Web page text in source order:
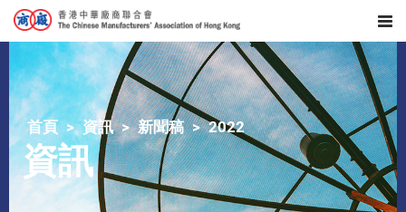
首頁 資訊 新聞稿 2022
資訊